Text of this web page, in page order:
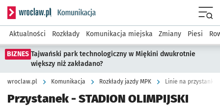
Serwis informacyjny wroclaw.pl podserwis: Komunikacja
Aktualności Rozkłady Komunikacja miejska Zmiany Piesi
BIZNES Tajwański park technologiczny w Miękini dwukrotnie
większy niż zakładano?
wroclaw.pl Komunikacja Rozkłady jazdy MPK Linie na przystanku
Przystanek - STADION OLIMPIJSKI